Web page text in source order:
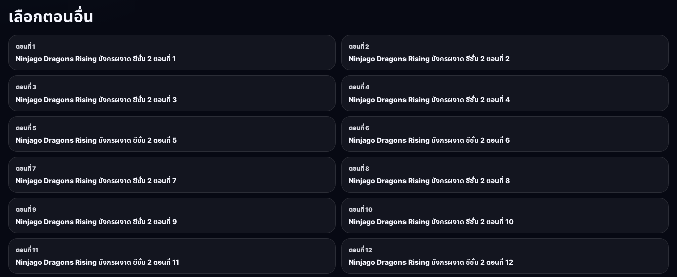
เลือกตอนอื่น
ตอนที่ 1
Ninjago Dragons Rising มังกรผงาด ซีซั่น 2 ตอนที่ 1
ตอนที่ 2
Ninjago Dragons Rising มังกรผงาด ซีซั่น 2 ตอนที่ 2
ตอนที่ 3
Ninjago Dragons Rising มังกรผงาด ซีซั่น 2 ตอนที่ 3
ตอนที่ 4
Ninjago Dragons Rising มังกรผงาด ซีซั่น 2 ตอนที่ 4
ตอนที่ 5
Ninjago Dragons Rising มังกรผงาด ซีซั่น 2 ตอนที่ 5
ตอนที่ 6
Ninjago Dragons Rising มังกรผงาด ซีซั่น 2 ตอนที่ 6
ตอนที่ 7
Ninjago Dragons Rising มังกรผงาด ซีซั่น 2 ตอนที่ 7
ตอนที่ 8
Ninjago Dragons Rising มังกรผงาด ซีซั่น 2 ตอนที่ 8
ตอนที่ 9
Ninjago Dragons Rising มังกรผงาด ซีซั่น 2 ตอนที่ 9
ตอนที่ 10
Ninjago Dragons Rising มังกรผงาด ซีซั่น 2 ตอนที่ 10
ตอนที่ 11
Ninjago Dragons Rising มังกรผงาด ซีซั่น 2 ตอนที่ 11
ตอนที่ 12
Ninjago Dragons Rising มังกรผงาด ซีซั่น 2 ตอนที่ 12